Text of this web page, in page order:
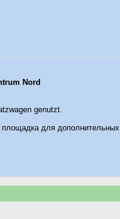
Nord
genutzt.
площадка для